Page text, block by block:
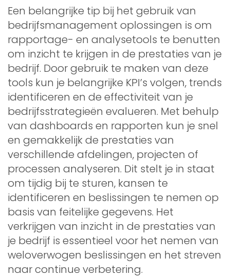
Een belangrijke tip bij het gebruik van
bedrijfsmanagement oplossingen is om
rapportage- en analysetools te benutten
om inzicht te krijgen in de prestaties van je
bedrijf. Door gebruik te maken van deze
tools kun je belangrijke KPI’s volgen, trends
identificeren en de effectiviteit van je
bedrijfsstrategieën evalueren. Met behulp
van dashboards en rapporten kun je snel
en gemakkelijk de prestaties van
verschillende afdelingen, projecten of
processen analyseren. Dit stelt je in staat
om tijdig bij te sturen, kansen te
identificeren en beslissingen te nemen op
basis van feitelijke gegevens. Het
verkrijgen van inzicht in de prestaties van
je bedrijf is essentieel voor het nemen van
weloverwogen beslissingen en het streven
naar continue verbetering.